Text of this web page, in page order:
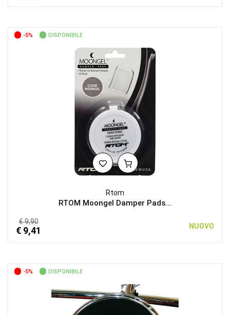
-5% DISPONIBILE
Rtom
RTOM Moongel Damper Pads...
€ 9,90
€ 9,41 NUOVO
-5% DISPONIBILE